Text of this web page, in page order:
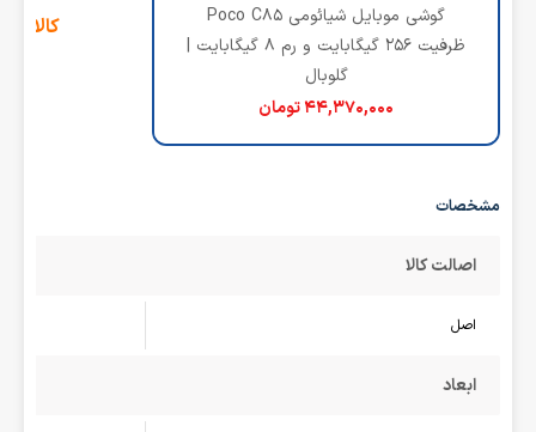
‌گوشی موبایل شیائومی Poco C85
ظرفیت 256 گیگابایت و رم 8 گیگابایت |
گلوبال
۴۴,۳۷۰,۰۰۰تومان
کالای
مشخصات
اصالت کالا
اصل
ابعاد